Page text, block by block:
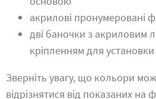
акрилові пронумеровані
дві баночки з акриловим
кріпленням для
Зверніть увагу, що кольори
відрізнятися від показаних на